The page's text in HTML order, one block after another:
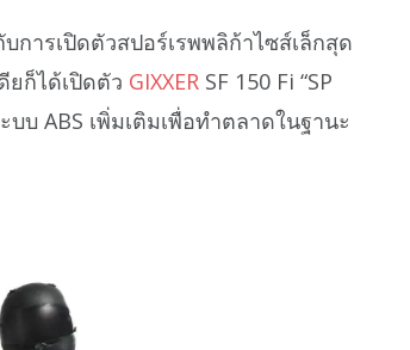
การเปิดตัวสปอร์เรพพลิก้าไซส์เล็กสุด
ยก็ได้เปิดตัว GIXXER SF 150 Fi “SP
บ ABS เพิ่มเติมเพื่อทำตลาดในฐานะ